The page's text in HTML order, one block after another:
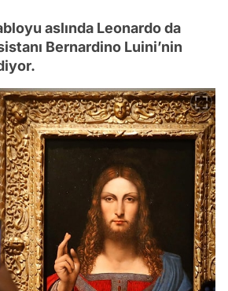
aslında Leonardo da
Bernardino Luini’nin